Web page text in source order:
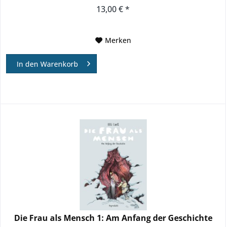
13,00 € *
Merken
In den Warenkorb
Die Frau als Mensch 1: Am Anfang der Geschichte